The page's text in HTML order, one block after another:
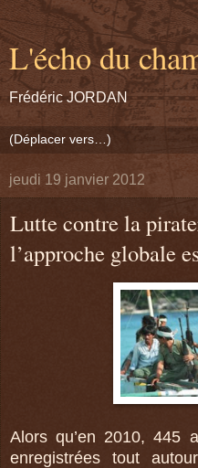
L'écho du
Frédéric JORDAN
jeudi 19 janvier 2012
Lutte contre la
l’approche globale
Alors qu’en 2010, 445
enregistrées tout